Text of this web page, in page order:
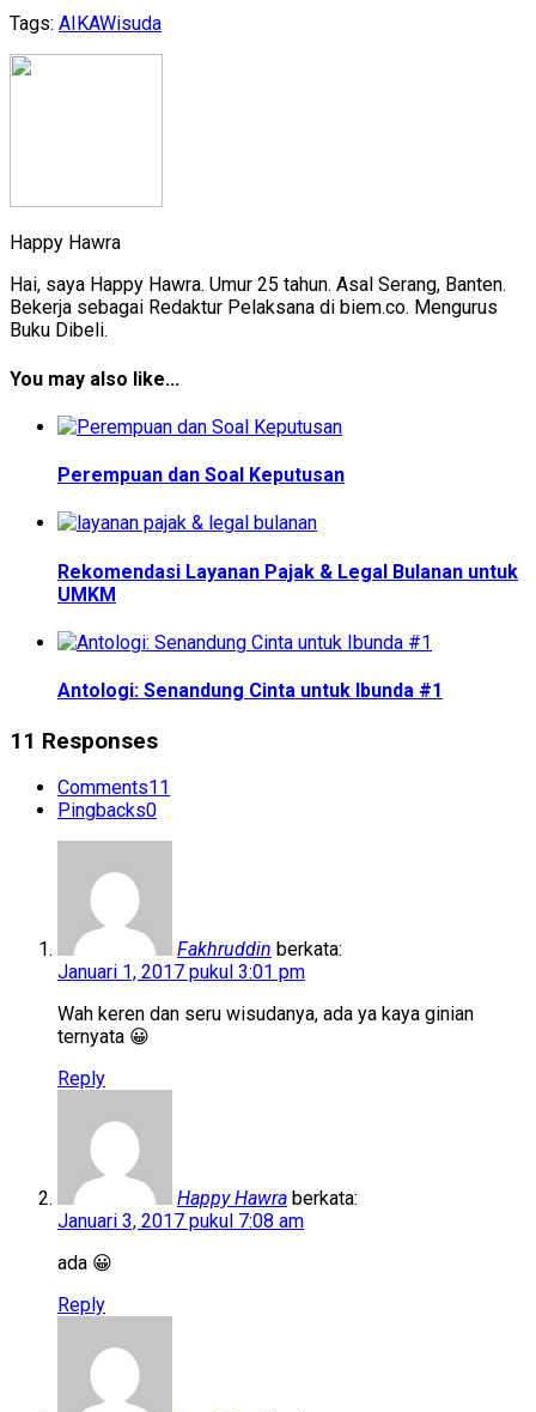
Tags: AIKAWisuda
Happy Hawra
Hai, saya Happy Hawra. Umur 25 tahun. Asal Serang, Banten.
Bekerja sebagai Redaktur Pelaksana di biem.co. Mengurus
Buku Dibeli.
You may also like...
Perempuan dan Soal Keputusan
Rekomendasi Layanan Pajak & Legal Bulanan untuk
UMKM
Antologi: Senandung Cinta untuk Ibunda #1
11 Responses
Comments11
Pingbacks0
Fakhruddin berkata:
Januari 1, 2017 pukul 3:01 pm
Wah keren dan seru wisudanya, ada ya kaya ginian
ternyata 😀
Reply
Happy Hawra berkata:
Januari 3, 2017 pukul 7:08 am
ada 😀
Reply